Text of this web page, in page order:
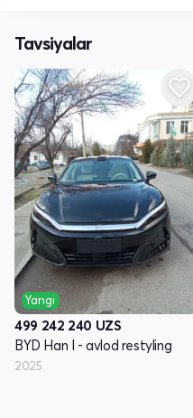
Tavsiyalar
Yangi
499 242 240 UZS
BYD Han I - avlod restyling
2025